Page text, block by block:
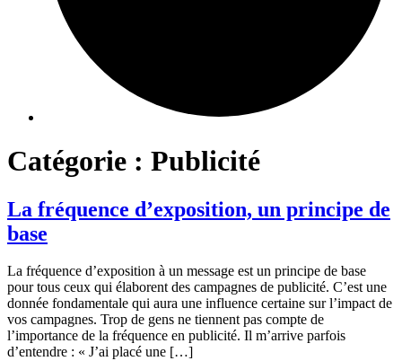
Catégorie : Publicité
La fréquence d’exposition, un principe de
base
La fréquence d’exposition à un message est un principe de base
pour tous ceux qui élaborent des campagnes de publicité. C’est une
donnée fondamentale qui aura une influence certaine sur l’impact de
vos campagnes. Trop de gens ne tiennent pas compte de
l’importance de la fréquence en publicité. Il m’arrive parfois
d’entendre : « J’ai placé une […]